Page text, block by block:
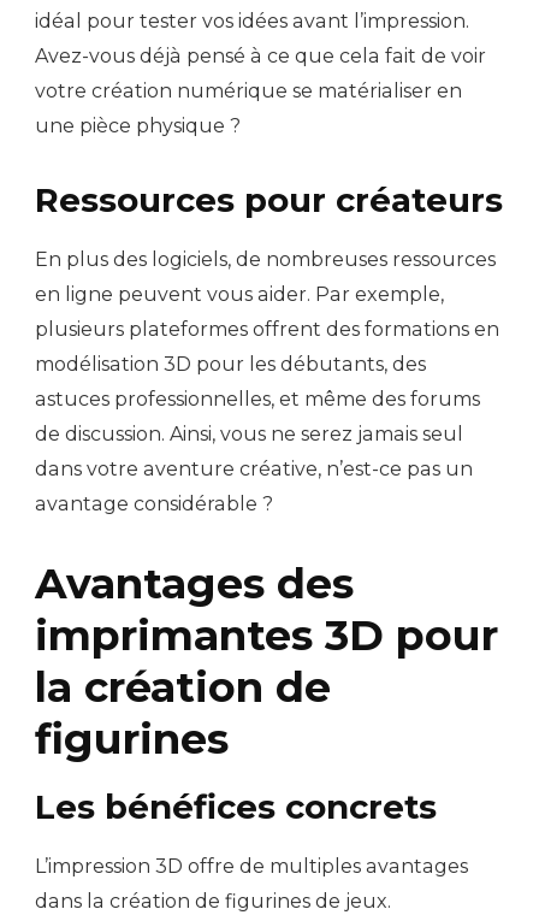
idéal pour tester vos idées avant l’impression.
Avez-vous déjà pensé à ce que cela fait de voir
votre création numérique se matérialiser en
une pièce physique ?
Ressources pour créateurs
En plus des logiciels, de nombreuses ressources
en ligne peuvent vous aider. Par exemple,
plusieurs plateformes offrent des formations en
modélisation 3D pour les débutants, des
astuces professionnelles, et même des forums
de discussion. Ainsi, vous ne serez jamais seul
dans votre aventure créative, n’est-ce pas un
avantage considérable ?
Avantages des
imprimantes 3D pour
la création de
figurines
Les bénéfices concrets
L’impression 3D offre de multiples avantages
dans la création de figurines de jeux.